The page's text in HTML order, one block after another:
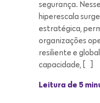
segurança.
hiperescala
estratégica,
organizações
resiliente e
capacidade, […]
Leitura de 5